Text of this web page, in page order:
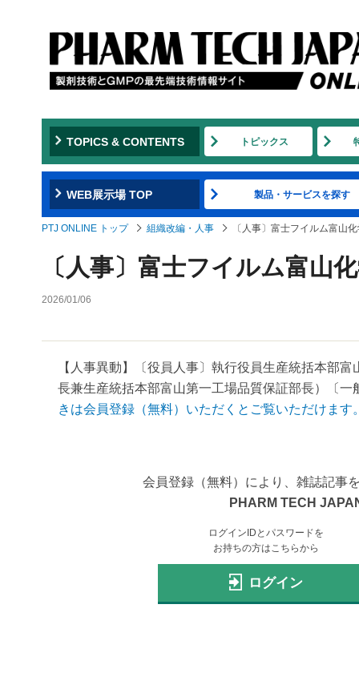
TOPICS & CONTENTS トピックス
WEB展示場 TOP 製品・サービスを探す
PTJ ONLINE トップ 組織改編・人事 〔人事〕富士フイルム富山
〔人事〕富士フイルム富山
2026/01/06
【人事異動】〔役員人事〕執行役員生産統括本部
長兼生産統括本部富山第一工場品質保証部長）〔
きは会員登録（無料）いただくとご覧いただけます
会員登録（無料）により、雑誌記事
PHARM TECH
ログインIDとパスワードを
お持ちの方はこちらから
ログイン